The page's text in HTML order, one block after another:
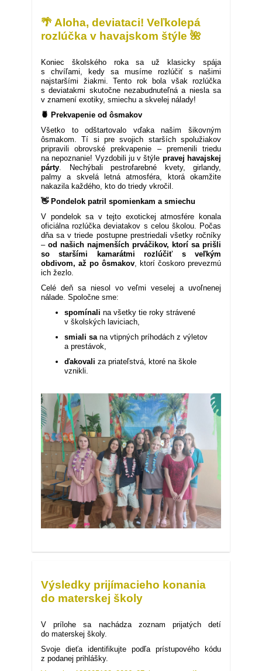
Oslávili
sme
úspechy
rozlúčili
sa
s
deviatakmi:
🌴 Aloha, deviataci! Veľkolepá
rozlúčka v havajskom štýle 🌺
Koniec školského roka sa už klasicky spája
s chvíľami, kedy sa musíme rozlúčiť s našimi
najstaršími žiakmi. Tento rok bola však rozlúčka
s deviatakmi skutočne nezabudnuteľná a niesla sa
v znamení exotiky, smiechu a skvelej nálady!
🍍 Prekvapenie od ôsmakov
Všetko to odštartovalo vďaka našim šikovným
ôsmakom. Tí si pre svojich starších spolužiakov
pripravili obrovské prekvapenie – premenili triedu
na nepoznanie! Vyzdobili ju v štýle pravej havajskej
párty. Nechýbali pestrofarebné kvety, girlandy,
palmy a skvelá letná atmosféra, ktorá okamžite
nakazila každého, kto do triedy vkročil.
👋 Pondelok patril spomienkam a smiechu
V pondelok sa v tejto exotickej atmosfére konala
oficiálna rozlúčka deviatakov s celou školou. Počas
dňa sa v triede postupne prestriedali všetky ročníky
– od našich najmenších prváčikov, ktorí sa prišli
so staršími kamarátmi rozlúčiť s veľkým
obdivom, až po ôsmakov, ktorí čoskoro prevezmú
ich žezlo.
Celé deň sa niesol vo veľmi veselej a uvoľnenej
nálade. Spoločne sme:
spomínali na všetky tie roky strávené
v školských laviciach,
smiali sana vtipných príhodách z výletov
a prestávok,
ďakovali za priateľstvá, ktoré na škole
vznikli.
Aloha,
v
havajskom
štýle
Výsledky prijímacieho konania
do materskej školy
V prílohe sa nachádza zoznam prijatých detí
do materskej školy.
Svoje dieťa identifikujte podľa prístupového kódu
z podanej prihlášky.